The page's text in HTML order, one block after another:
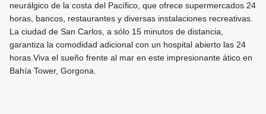
neurálgico de la costa del Pacífico, que ofrece supermercados 24
horas, bancos, restaurantes y diversas instalaciones recreativas.
La ciudad de San Carlos, a sólo 15 minutos de distancia,
garantiza la comodidad adicional con un hospital abierto las 24
horas.Viva el sueño frente al mar en este impresionante ático en
Bahía Tower, Gorgona.